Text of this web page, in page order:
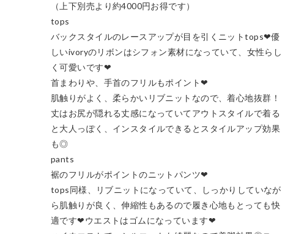
（上下別売より約4000円お得です）
tops
バックスタイルのレースアップが目を引くニットtops❤︎優
しいivoryのリボンはシフォン素材になっていて、女性らし
く可愛いです❤︎
首まわりや、手首のフリルもポイント❤︎
肌触りがよく、柔らかいリブニットなので、着心地抜群！
丈はお尻が隠れる丈感になっていてアウトスタイルで着る
と大人っぽく、インスタイルできるとスタイルアップ効果
も◎
pants
裾のフリルがポイントのニットパンツ❤︎
tops同様、リブニットになっていて、しっかりしていなが
ら肌触りが良く、伸縮性もあるので履き心地もとっても快
適です❤︎ウエストはゴムになっています❤︎